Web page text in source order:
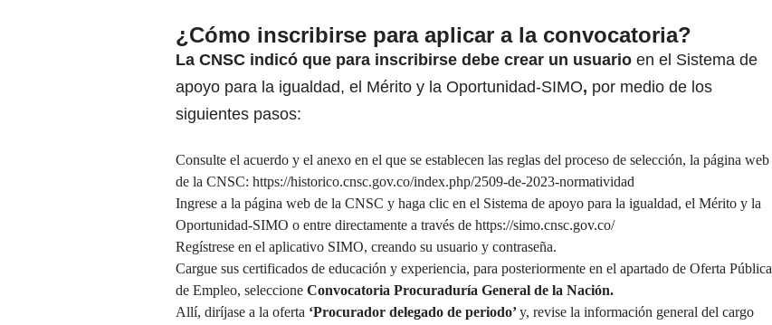
¿Cómo inscribirse para aplicar a la convocatoria?
La CNSC indicó que para inscribirse debe crear un usuario en el Sistema de
apoyo para la igualdad, el Mérito y la Oportunidad-SIMO, por medio de los
siguientes pasos:
Consulte el acuerdo y el anexo en el que se establecen las reglas del proceso de selección, la página web
de la CNSC: https://historico.cnsc.gov.co/index.php/2509-de-2023-normatividad
Ingrese a la página web de la CNSC y haga clic en el Sistema de apoyo para la igualdad, el Mérito y la
Oportunidad-SIMO o entre directamente a través de https://simo.cnsc.gov.co/
Regístrese en el aplicativo SIMO, creando su usuario y contraseña.
Cargue sus certificados de educación y experiencia, para posteriormente en el apartado de Oferta Pública
de Empleo, seleccione Convocatoria Procuraduría General de la Nación.
Allí, diríjase a la oferta ‘Procurador delegado de periodo’y, revise la información general del cargo